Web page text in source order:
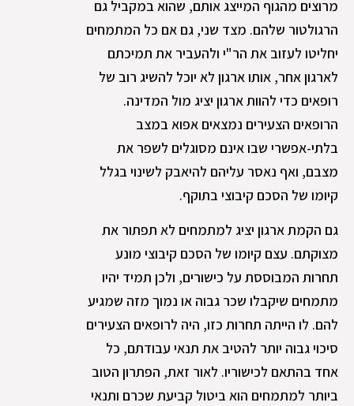
מרוצים מהגוף המייצג אותם, שהוא במקביל גם
הרגולטור שלהם. מצד שני, גם אם כל המתמחים
יחליטו לעזוב את הר"י ולהעביר את תמיכתם
לארגון אחר, אותו ארגון לא יוכל להשיג רוב של
רופאים כדי להוות ארגון יציג מול המדינה.
הרופאים הצעירים נמצאים אפוא במצב
בלתי-אפשרי שבו אינם מסוגלים לשפר את
מצבם, ואף נאסר עליהם להיאבק לשינוי בגלל
קיומו של הסכם קיבוצי בתוקף.
גם הקמת ארגון יציג למתמחים לא תפתור את
מצוקתם. עצם קיומו של הסכם קיבוצי מונע
תחרות המבוססת על כישורים, ולכן תמיד יהיו
מתמחים שיקבלו שכר גבוה או נמוך מזה שמגיע
להם. לו הייתה תחרות כזו, היה לרופאים הצעירים
סיכוי גבוה יותר להטיב את תנאי עבודתם, כל
אחד בהתאם לכישוריו. לאור זאת, הפתרון הטוב
ביותר למתמחים הוא ביטול קביעת שכרם ותנאי